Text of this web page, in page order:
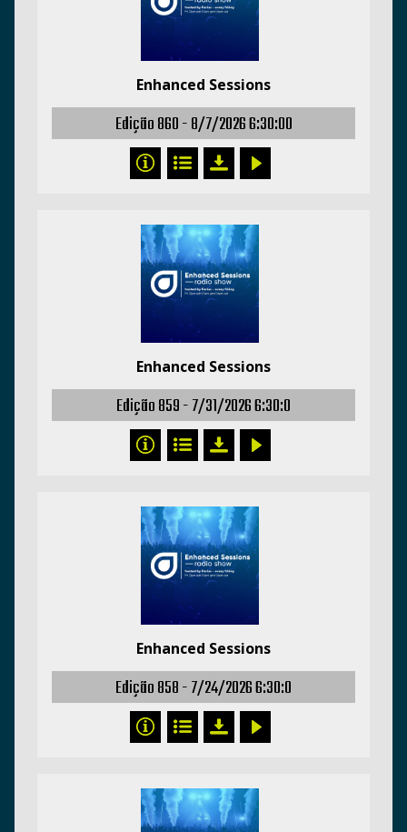
Enhanced Sessions
Edição 860 -8/7/2026 6:30:00
Enhanced Sessions
Edição 859 -7/31/2026 6:30:0
Enhanced Sessions
Edição 858 -7/24/2026 6:30:0